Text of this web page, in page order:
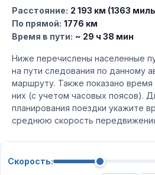
Расстояние: 2 193 км (1363
По прямой: 1776 км
Время в пути: ~ 29 ч 38 мин
Ниже перечислены населенные
на пути следования по данному
маршруту. Также показано
них (с учетом часовых поясов).
планирования поездки укажите
среднюю скорость
Скорость: